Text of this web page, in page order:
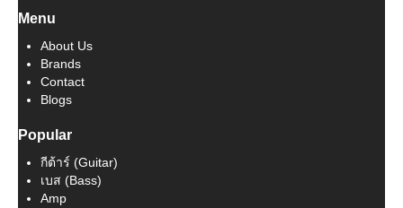
Menu
About Us
Brands
Contact
Blogs
Popular
กีต้าร์ (Guitar)
เบส (Bass)
Amp